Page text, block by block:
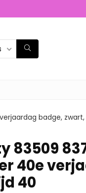
badge,
83509
40e
40